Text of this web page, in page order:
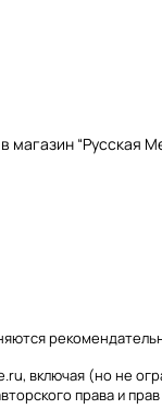
магазин “Русская
включая (но не
права и